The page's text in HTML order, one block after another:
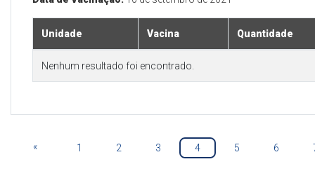
Unidade Vacina Quantidade
Nenhum resultado foi encontrado.
« 1 2 3 4 5 6